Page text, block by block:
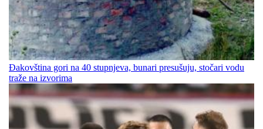
Đakovština gori na 40 stupnjeva, bunari presušuju, stočari vodu
traže na izvorima